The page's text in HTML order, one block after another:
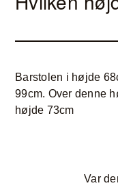
Barstolen i højde
99cm. Over denne
højde 73cm
Var